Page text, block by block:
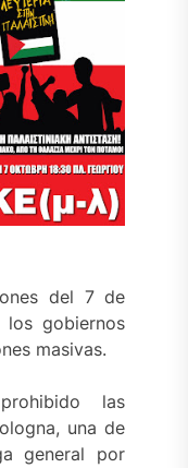
del 7 de
gobiernos
masivas.
las
una de
general por